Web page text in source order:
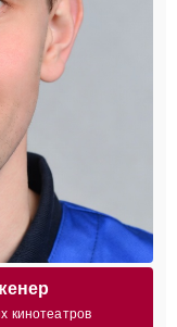
кинотеатров